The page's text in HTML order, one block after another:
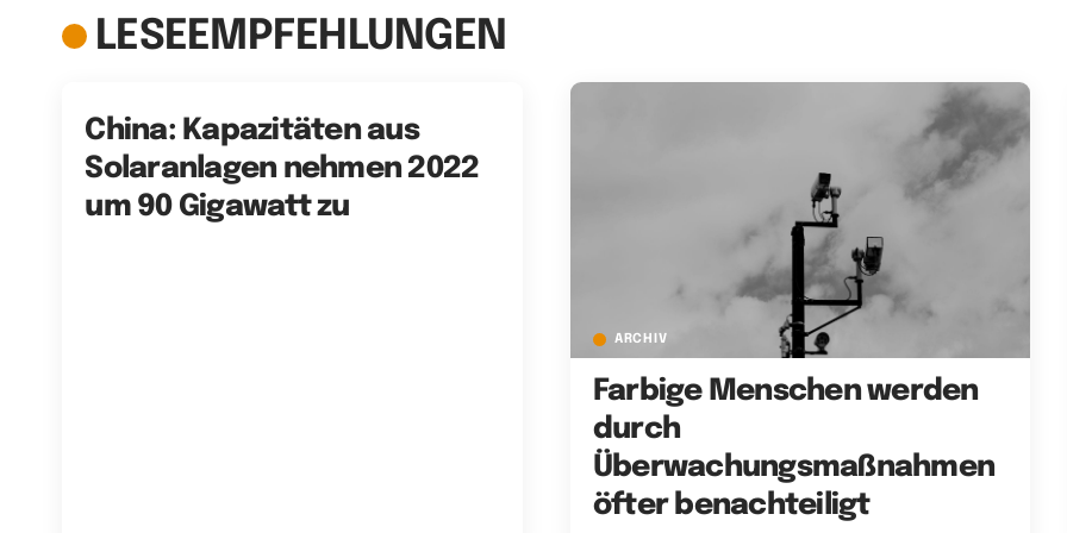
LESEEMPFEHLUNGEN
China: Kapazitäten aus
Solaranlagen nehmen 2022
um 90 Gigawatt zu
ARCHIV
Farbige Menschen werden
durch
Überwachungsmaßnahmen
öfter benachteiligt